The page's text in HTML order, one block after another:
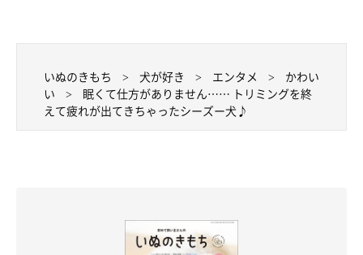
いぬのきもち 犬が好き エンタメ
かわい
い
眠くて仕方がありません…… トリミングを終
えて疲れが出てきちゃったシーズー犬♪